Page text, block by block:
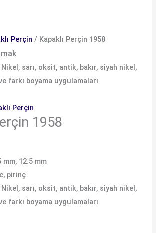
Perçin / Kapaklı Perçin 1958
Nikel, sarı, oksit, antik, bakır, siyah nikel,
farkı boyama uygulamaları
Perçin
1958
mm, 12.5 mm
pirinç
Nikel, sarı, oksit, antik, bakır, siyah nikel,
farkı boyama uygulamaları